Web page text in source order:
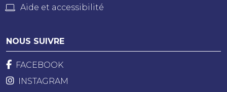
Aide et accessibilité
NOUS SUIVRE
FACEBOOK
INSTAGRAM